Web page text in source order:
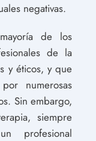
negativas.
de los
de la
y éticos, y que
numerosas
Sin embargo,
siempre
profesional